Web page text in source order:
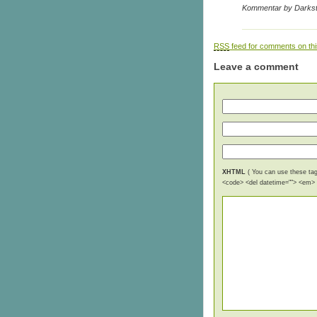
Kommentar by
RSS feed for comments on
Leave a comment
XHTML
( You can use these
<code> <del datetime="">